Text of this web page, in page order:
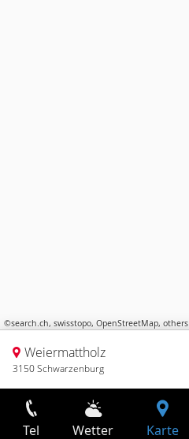
©search.ch, swisstopo, OpenStreetMap, others
Weiermattholz
3150 Schwarzenburg
Tel Wetter Karte